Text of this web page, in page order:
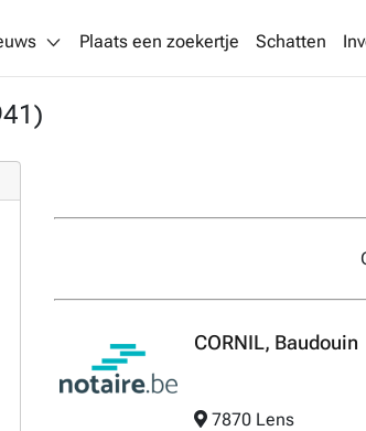
Plaats een zoekertje Schatten
CORNIL, Baudouin
7870 Lens